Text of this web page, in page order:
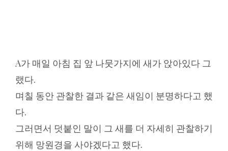
A가 매일 아침 집 앞 나뭇가지에 새가 앉아있다 그
랬다.
며칠 동안 관찰한 결과 같은 새임이 분명하다고 했
다.
그러면서 덧붙인 말이 그 새를 더 자세히 관찰하기
위해 망원경을 사야겠다고 했다.